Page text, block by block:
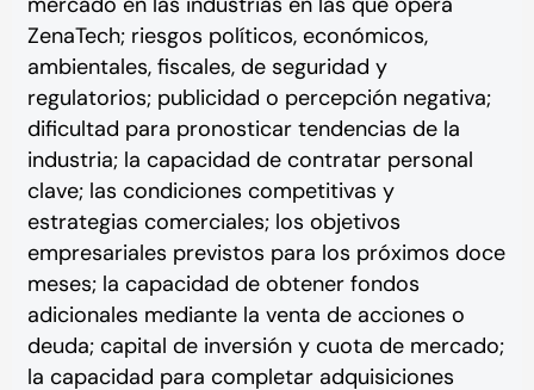
ZenaTech; riesgos políticos, económicos,
ambientales, fiscales, de seguridad y
regulatorios; publicidad o percepción negativa;
dificultad para pronosticar tendencias de la
industria; la capacidad de contratar personal
clave; las condiciones competitivas y
estrategias comerciales; los objetivos
empresariales previstos para los próximos doce
meses; la capacidad de obtener fondos
adicionales mediante la venta de acciones o
deuda; capital de inversión y cuota de mercado;
la capacidad para completar adquisiciones